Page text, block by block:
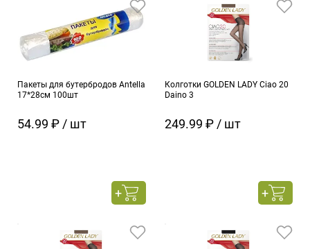
Пакеты для бутербродов Antella
17*28см 100шт
54.99 ₽ / шт
Колготки GOLDEN LADY Ciao 20
Daino 3
249.99 ₽ / шт